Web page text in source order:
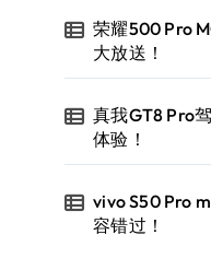
荣耀500 Pro
大放送！
真我GT8 Pro
体验！
vivo S50 Pro
容错过！